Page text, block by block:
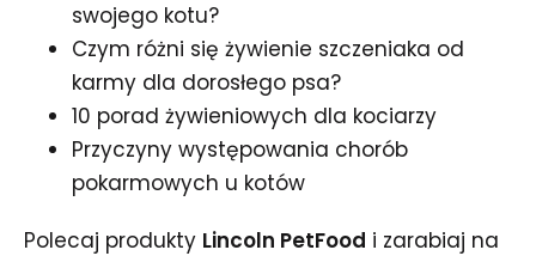
swojego kotu?
Czym różni się żywienie szczeniaka od
karmy dla dorosłego psa?
10 porad żywieniowych dla kociarzy
Przyczyny występowania chorób
pokarmowych u kotów
Polecaj produkty Lincoln PetFood i zarabiaj na